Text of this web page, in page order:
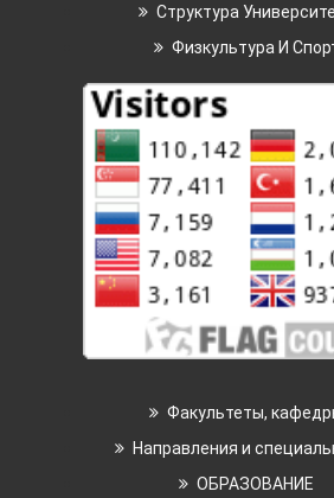
Структура
Физкультура И
Факультеты,
Направления и
ОБРАЗОВАНИЕ